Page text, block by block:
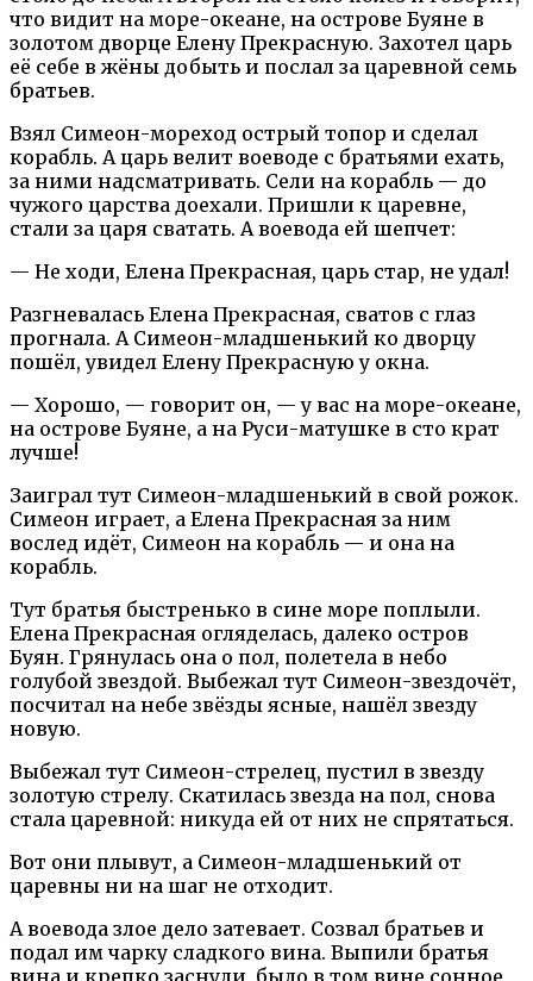
что видит на море-океане, на острове Буяне в
золотом дворце Елену Прекрасную. Захотел царь
её себе в жёны добыть и послал за царевной семь
братьев.
Взял Симеон-мореход острый топор и сделал
корабль. А царь велит воеводе с братьями ехать,
за ними надсматривать. Сели на корабль — до
чужого царства доехали. Пришли к царевне,
стали за царя сватать. А воевода ей шепчет:
— Не ходи, Елена Прекрасная, царь стар, не удал!
Разгневалась Елена Прекрасная, сватов с глаз
прогнала. А Симеон-младшенький ко дворцу
пошёл, увидел Елену Прекрасную у окна.
— Хорошо, — говорит он, — у вас на море-океане,
на острове Буяне, а на Руси-матушке в сто крат
лучше!
Заиграл тут Симеон-младшенький в свой рожок.
Симеон играет, а Елена Прекрасная за ним
вослед идёт, Симеон на корабль — и она на
корабль.
Тут братья быстренько в сине море поплыли.
Елена Прекрасная огляделась, далеко остров
Буян. Грянулась она о пол, полетела в небо
голубой звездой. Выбежал тут Симеон-звездочёт,
посчитал на небе звёзды ясные, нашёл звезду
новую.
Выбежал тут Симеон-стрелец, пустил в звезду
золотую стрелу. Скатилась звезда на пол, снова
стала царевной: никуда ей от них не спрятаться.
Вот они плывут, а Симеон-младшенький от
царевны ни на шаг не отходит.
А воевода злое дело затевает. Созвал братьев и
подал им чарку сладкого вина. Выпили братья
вина и крепко заснули, было в том вине сонное